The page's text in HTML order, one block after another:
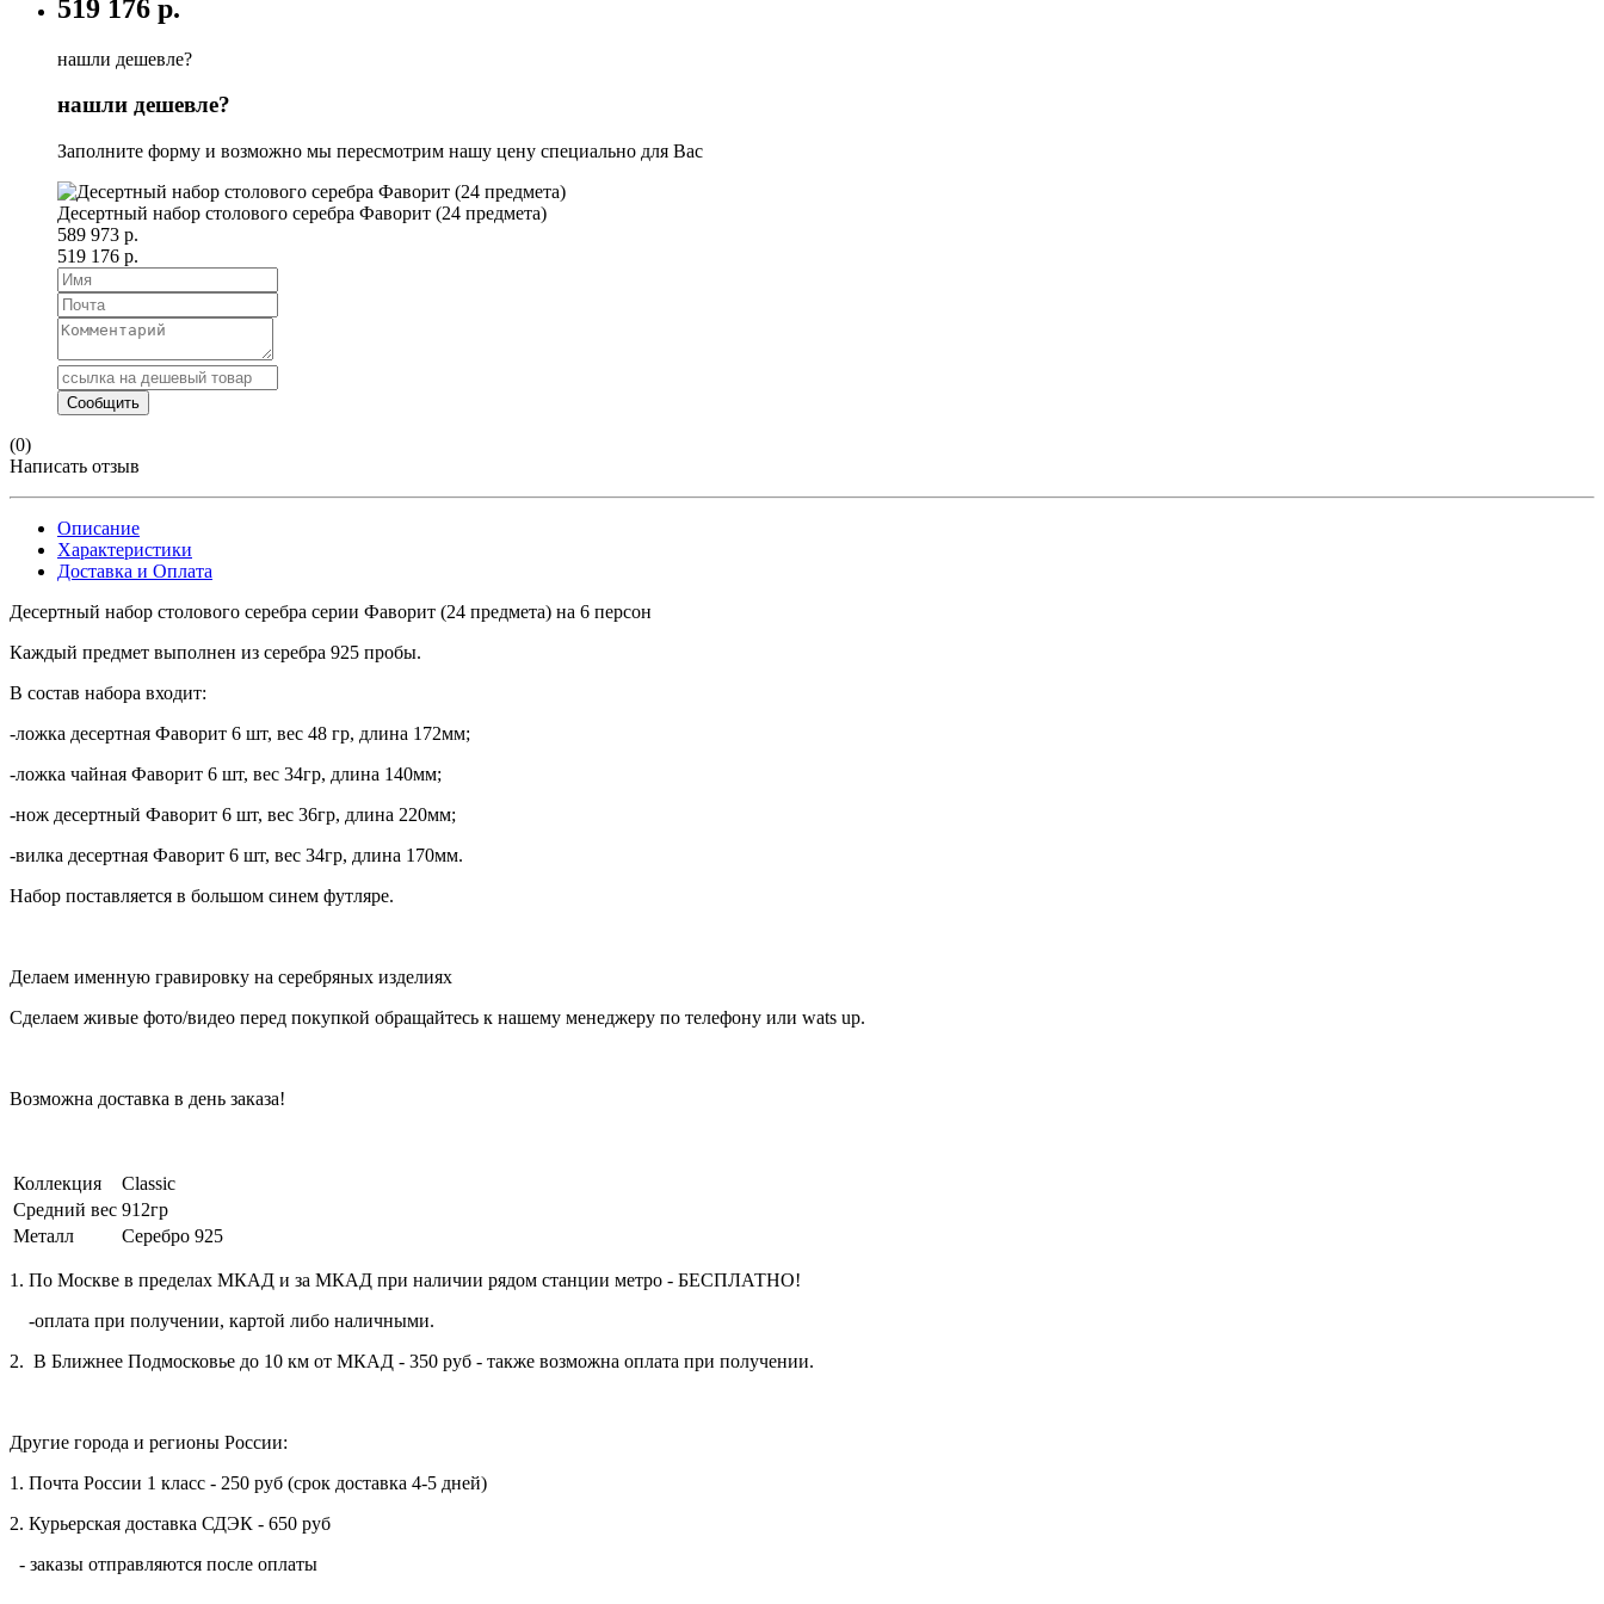
519 176 р.
нашли дешевле?
нашли дешевле?
Заполните форму и возможно мы пересмотрим нашу цену специально для Вас
Десертный набор столового серебра Фаворит (24 предмета)
589 973 р.
519 176 р.
(0)
Написать отзыв
Описание
Характеристики
Доставка и Оплата
Десертный набор столового серебра серии Фаворит (24 предмета) на 6 персон
Каждый предмет выполнен из серебра 925 пробы.
В состав набора входит:
-ложка десертная Фаворит 6 шт, вес 48 гр, длина 172мм;
-ложка чайная Фаворит 6 шт, вес 34гр, длина 140мм;
-нож десертный Фаворит 6 шт, вес 36гр, длина 220мм;
-вилка десертная Фаворит 6 шт, вес 34гр, длина 170мм.
Набор поставляется в большом синем футляре.
Делаем именную гравировку на серебряных изделиях
Сделаем живые фото/видео перед покупкой обращайтесь к нашему менеджеру по телефону или wats up.
Возможна доставка в день заказа!
Коллекция
Classic
Средний вес 912гр
Металл
Серебро 925
1. По Москве в пределах МКАД и за МКАД при наличии рядом станции метро - БЕСПЛАТНО!
-оплата при получении, картой либо наличными.
2. В Ближнее Подмосковье до 10 км от МКАД - 350 руб - также возможна оплата при получении.
Другие города и регионы России:
1. Почта России 1 класс - 250 руб (срок доставка 4-5 дней)
2. Курьерская доставка СДЭК - 650 руб
- заказы отправляются после оплаты